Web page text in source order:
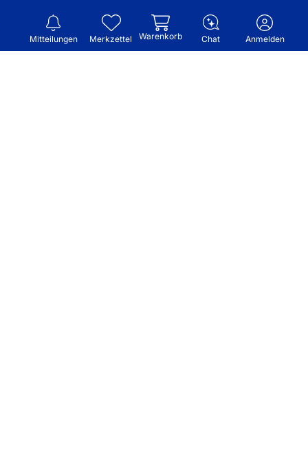
Mitteilungen Merkzettel Warenkorb Chat Anmelden